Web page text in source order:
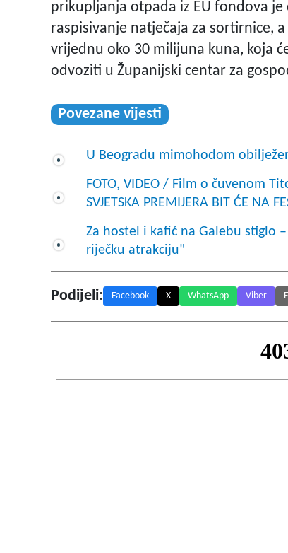
prikupljanja otpada iz EU fondova
raspisivanje natječaja za sortirnice,
vrijednu oko 30 milijuna kuna, koja
odvoziti u Županijski centar za
Povezane vijesti
U Beogradu mimohodom
FOTO, VIDEO / Film o čuvenom
SVJETSKA PREMIJERA BIT ĆE NA
Za hostel i kafić na Galebu stiglo
riječku atrakciju"
Podijeli: Facebook X WhatsApp Viber